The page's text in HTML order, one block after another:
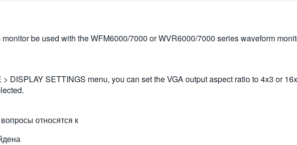
be used with the WFM6000/7000 or WVR6000/7000 series waveform
DISPLAY SETTINGS menu, you can set the VGA output aspect ratio to 4x3 or
относятся к